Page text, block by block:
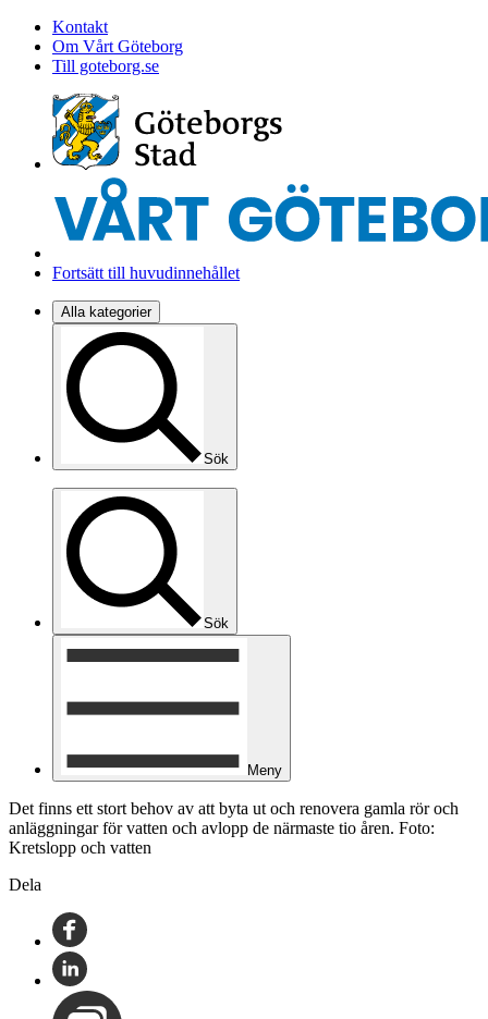
Kontakt
Om Vårt Göteborg
Till goteborg.se
Fortsätt till huvudinnehållet
Alla kategorier
Sök
Sök
Meny
Det finns ett stort behov av att byta ut och renovera gamla rör och
anläggningar för vatten och avlopp de närmaste tio åren. Foto:
Kretslopp och vatten
Dela